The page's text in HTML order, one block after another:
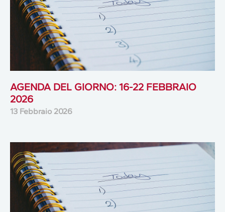
AGENDA DEL GIORNO: 16-22 FEBBRAIO
2026
13 Febbraio 2026